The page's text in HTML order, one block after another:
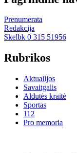
Prenumerata
Redakcija
Skelbk 0 315 51956
Rubrikos
Aktualijos
Savaitgalis
Aldutės kraitė
Sportas
112
Pro memoria